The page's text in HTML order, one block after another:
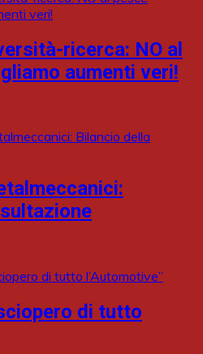
ricerca: NO al
aumenti veri!
di tutto